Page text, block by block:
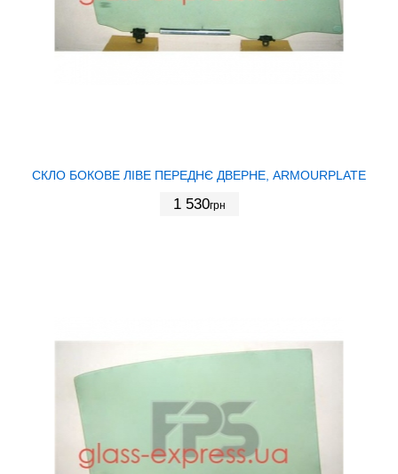
СКЛО БОКОВЕ ЛІВЕ ПЕРЕДНЄ ДВЕРНЕ, ARMOURPLATE
1 530грн